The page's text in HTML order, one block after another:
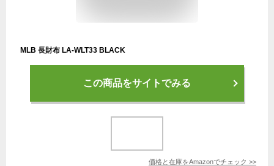
MLB 長財布 LA-WLT33 BLACK
この商品をサイトでみる
価格と在庫をAmazonでチェック >>